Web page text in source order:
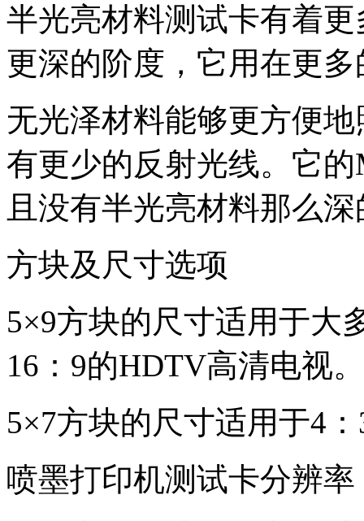
半光亮材料测试卡有着
更深的阶度，它用在更
无光泽材料能够更方便
有更少的反射光线。它的
且没有半光亮材料那么
方块及尺寸选项
5×9方块的尺寸适用于大
16 ： 9的HDTV高清电视。
5×7方块的尺寸适用于4 ：
喷墨打印机测试卡分辨率